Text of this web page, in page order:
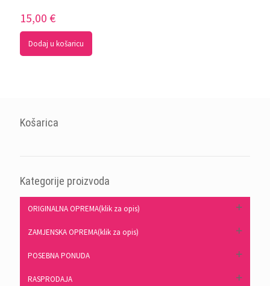
15,00 €
Dodaj u košaricu
Košarica
Kategorije proizvoda
ORIGINALNA OPREMA(klik za opis)
ZAMJENSKA OPREMA(klik za opis)
POSEBNA PONUDA
RASPRODAJA